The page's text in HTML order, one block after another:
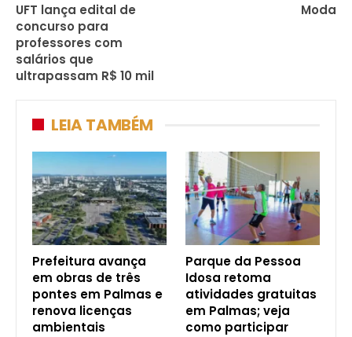
UFT lança edital de
concurso para
professores com
salários que
ultrapassam R$ 10 mil
Moda
LEIA TAMBÉM
Prefeitura avança
em obras de três
pontes em Palmas e
renova licenças
ambientais
Parque da Pessoa
Idosa retoma
atividades gratuitas
em Palmas; veja
como participar